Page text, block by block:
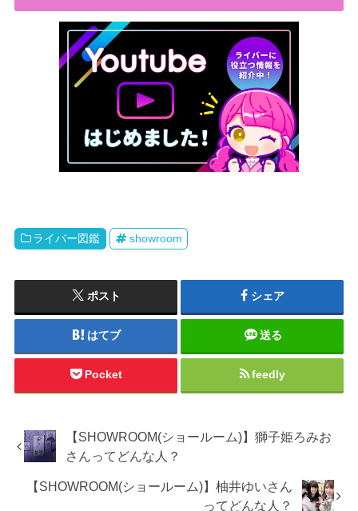
ライバー図鑑 showroom
ポスト シェア
はてブ 送る
Pocket feedly
【SHOWROOM(ショールーム)】獅子姫ろみお
さんってどんな人？
【SHOWROOM(ショールーム)】柚井ゆいさん
ってどんな人？